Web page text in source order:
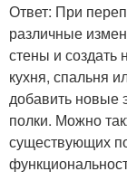
Ответ: При
различные
стены и создать
кухня, спальня
добавить новые
полки. Можно
существующих